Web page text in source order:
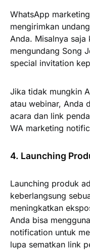
WhatsApp
mengirimkan
Anda. Misalnya saja
mengundang Song
special invitation
Jika tidak mungkin
atau webinar, Anda
acara dan link
WA marketing
4. Launching
Launching produk
keberlangsung
meningkatkan
Anda bisa
notification untuk
lupa sematkan link